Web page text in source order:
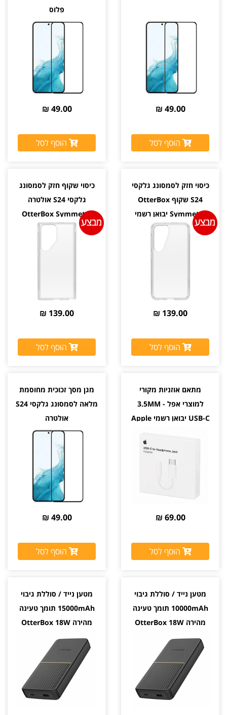
49.00 ₪
הוסף לסל
פלוס
49.00 ₪
הוסף לסל
כיסוי חזק לסמסונג גלקסי
S24 שקוף OtterBox
Symmetry יבואן רשמי
139.00 ₪
הוסף לסל
כיסוי שקוף חזק לסמסונג
גלקסי S24 אולטרה
OtterBox Symmetry
יבואן רשמי
139.00 ₪
הוסף לסל
מתאם אוזניות מקורי
למוצרי אפל 3.5MM -
USB-C יבואן רשמי Apple
69.00 ₪
הוסף לסל
מגן מסך זכוכית מחוסמת
מלאה לסמסונג גלקסי S24
אולטרה
49.00 ₪
הוסף לסל
מטען נייד / סוללת גיבוי
10000mAh תומך טעינה
מהירה OtterBox 18W
מטען נייד / סוללת גיבוי
15000mAh תומך טעינה
מהירה OtterBox 18W